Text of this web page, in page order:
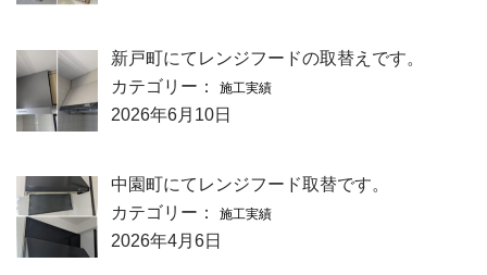
新戸町にてレンジフードの取替えです。
カテゴリー：
施工実績
2026年6月10日
中園町にてレンジフード取替です。
カテゴリー：
施工実績
2026年4月6日